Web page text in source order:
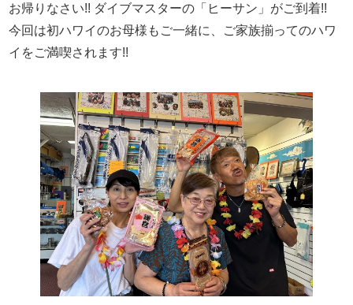
お帰りなさい!! ダイブマスターの「ヒーサン」がご到着!!
今回は初ハワイのお母様もご一緒に、ご家族揃ってのハワ
イをご満喫されます!!